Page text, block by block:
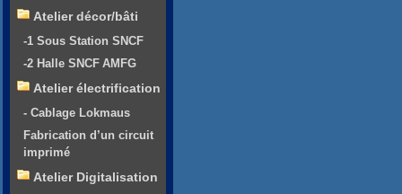
Atelier décor/bâti
-1 Sous Station SNCF
-2 Halle SNCF AMFG
Atelier électrification
- Cablage Lokmaus
Fabrication d’un circuit
imprimé
Atelier Digitalisation